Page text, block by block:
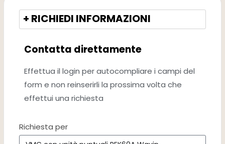
+ RICHIEDI INFORMAZIONI
Contatta direttamente
Effettua il login per autocompliare i campi del
form e non reinserirli la prossima volta che
effettui una richiesta
Richiesta per